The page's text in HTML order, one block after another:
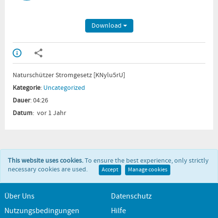
Download
Naturschützer Stromgesetz [KNylu5rU]
Kategorie: Uncategorized
Dauer: 04:26
Datum: vor 1 Jahr
This website uses cookies.To ensure the best experience, only strictly
necessary cookies are used.
Accept Manage cookies
Über Uns
Datenschutz
Nutzungsbedingungen
Hilfe